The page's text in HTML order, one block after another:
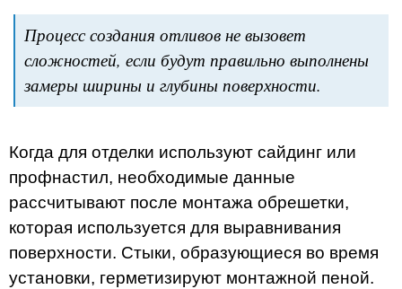
Процесс создания отливов не вызовет
сложностей, если будут правильно выполнены
замеры ширины и глубины поверхности.
Когда для отделки используют сайдинг или
профнастил, необходимые данные
рассчитывают после монтажа обрешетки,
которая используется для выравнивания
поверхности. Стыки, образующиеся во время
установки, герметизируют монтажной пеной.